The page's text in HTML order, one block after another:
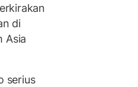
di
Asia
serius